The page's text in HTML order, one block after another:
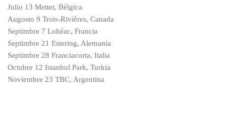
Julio 13 Mettet, Bélgica
Augosto 9 Trois-Rivières, Canada
Septimbre 7 Lohéac, Francia
Septimbre 21 Estering, Alemania
Septimbre 28 Franciacorta, Italia
Octubre 12 Istanbul Park, Turkia
Noviembre 23 TBC, Argentina